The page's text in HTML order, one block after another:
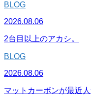
BLOG
2026.08.06
2台目以上のアカシ。
BLOG
2026.08.06
マットカーボンが最近